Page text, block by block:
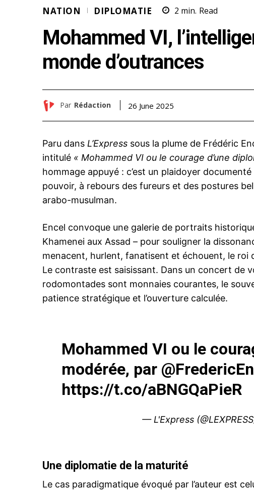
NATION DIPLOMATIE 2 min. Read
Mohammed VI,
monde d’outrances
Par Rédaction 26 June 2025
Paru dans L’Express sous la plume de Frédéric
intitulé « Mohammed VI ou le courage d’une
hommage appuyé : c’est un plaidoyer
pouvoir, à rebours des fureurs et des postures
arabo-musulman.
Encel convoque une galerie de portraits
Khamenei aux Assad – pour souligner la
menacent, hurlent, fanatisent et échouent, le roi
Le contraste est saisissant. Dans un concert de
rodomontades sont monnaies courantes, le
patience stratégique et l’ouverture calculée.
Mohammed VI ou le
modérée, par
https://t.co/aBNGQaPieR
— L'Express
Une diplomatie de la maturité
Le cas paradigmatique évoqué par l’auteur est